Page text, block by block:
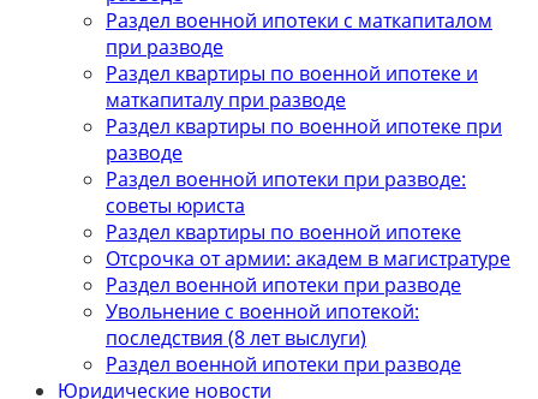
Раздел военной ипотеки с маткапиталом
при разводе
Раздел квартиры по военной ипотеке и
маткапиталу при разводе
Раздел квартиры по военной ипотеке при
разводе
Раздел военной ипотеки при разводе:
советы юриста
Раздел квартиры по военной ипотеке
Отсрочка от армии: академ в магистратуре
Раздел военной ипотеки при разводе
Увольнение с военной ипотекой:
последствия (8 лет выслуги)
Раздел военной ипотеки при разводе
Юридические новости